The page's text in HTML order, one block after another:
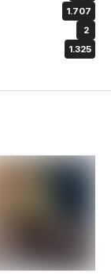
1.707
2
1.325